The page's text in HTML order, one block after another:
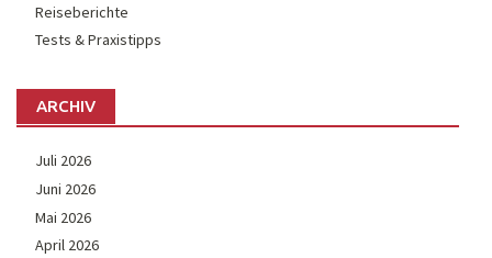
Reiseberichte
Tests & Praxistipps
ARCHIV
Juli 2026
Juni 2026
Mai 2026
April 2026